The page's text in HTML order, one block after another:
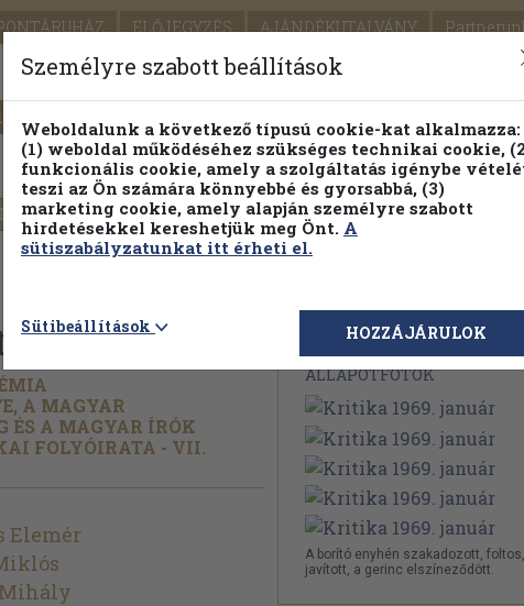
ELŐJEGYZÉS AJÁNDÉKUTALVÁNY
SEGÍTSÉG
PILLANATNYI ÁRAINK FENNTARTHATÓ
Részletes kereső Témaköri fa
A MAGYAR
ÉS A MAGYAR ÍRÓK
FOLYÓIRATA - VII.
Elemér
Megvásárolható
ÁLLAPOTFOTÓK
A borító enyhén szakadozott, foltos,
javított, a gerinc elszíneződött.
Személyre szabott beállítások
Weboldalunk a következő típusú cookie-kat alkalmazza:
(1) weboldal működéséhez szükséges technikai cookie,
funkcionális cookie, amely a szolgáltatás igénybe
teszi az Ön számára könnyebbé és gyorsabbá, (3)
marketing cookie, amely alapján személyre szabott
hirdetésekkel kereshetjük meg Önt. A
sütiszabályzatunkat itt érheti el.
Sütibeállítások HOZZÁJÁRULOK